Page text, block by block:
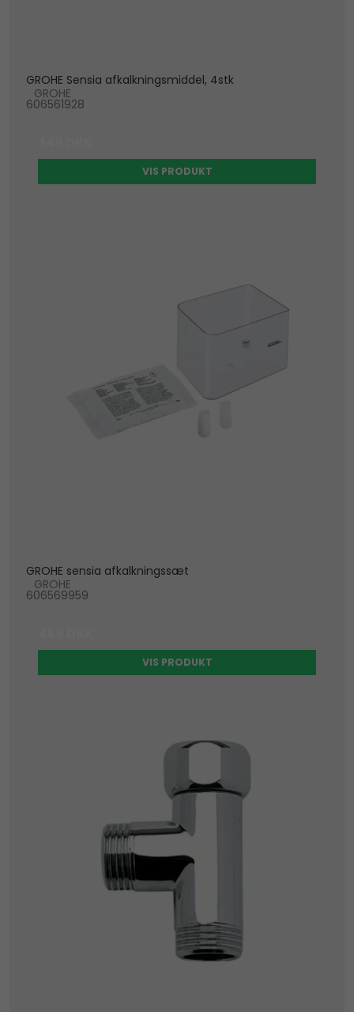
GROHE Sensia afkalkningsmiddel, 4stk
GROHE
606561928
VIS PRODUKT
GROHE sensia afkalkningssæt
GROHE
606569959
VIS PRODUKT